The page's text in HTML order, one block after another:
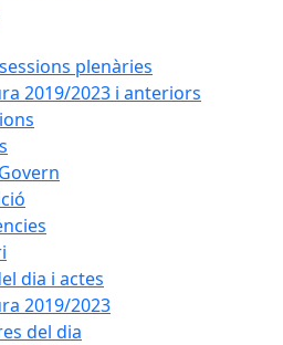
plenàries
2019/2023 i anteriors
dia i actes
2019/2023
del dia